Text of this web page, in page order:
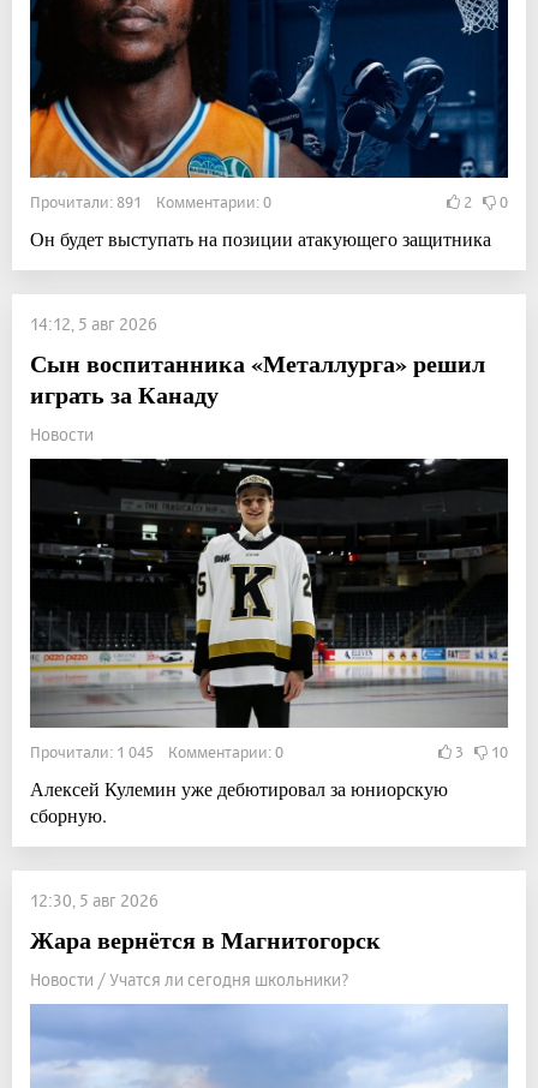
Прочитали: 891 Комментарии: 0 2 0
Он будет выступать на позиции атакующего защитника
14:12, 5 авг 2026
Сын воспитанника «Металлурга» решил
играть за Канаду
Новости
Прочитали: 1 045 Комментарии: 0 3 10
Алексей Кулемин уже дебютировал за юниорскую
сборную.
12:30, 5 авг 2026
Жара вернётся в Магнитогорск
Новости / Учатся ли сегодня школьники?